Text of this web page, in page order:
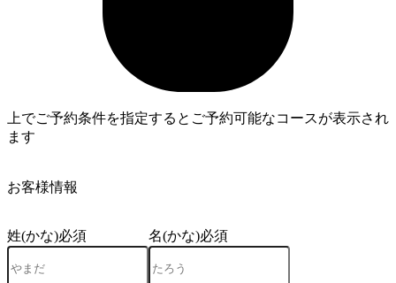
上でご予約条件を指定するとご予約可能なコースが表示され
ます
お客様情報
姓(かな)必須 名(かな)必須